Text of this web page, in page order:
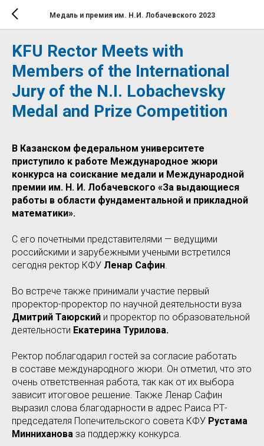
Медаль и премия им. Н.И. Лобачевского 2023
KFU Rector Meets with
Members of the International
Jury of the N.I. Lobachevsky
Medal and Prize Competition
В Казанском федеральном университете
приступило к работе Международное жюри
конкурса на соискание медали и Международной
премии им. Н. И. Лобачевского «За выдающиеся
работы в области фундаментальной и прикладной
математики».
С его почетными представителями — ведущими
российскими и зарубежными учеными встретился
сегодня ректор КФУ Ленар Сафин.
Во встрече также принимали участие первый
проректор-проректор по научной деятельности вуза
Дмитрий Таюрский и проректор по образовательной
деятельности Екатерина Турилова.
Ректор поблагодарил гостей за согласие работать
в составе международного жюри. Он отметил, что это
очень ответственная работа, так как от их выбора
зависит итоговое решение. Также Ленар Сафин
выразил слова благодарности в адрес Раиса РТ-
председателя Попечительского совета КФУ Рустама
Минниханова за поддержку конкурса.